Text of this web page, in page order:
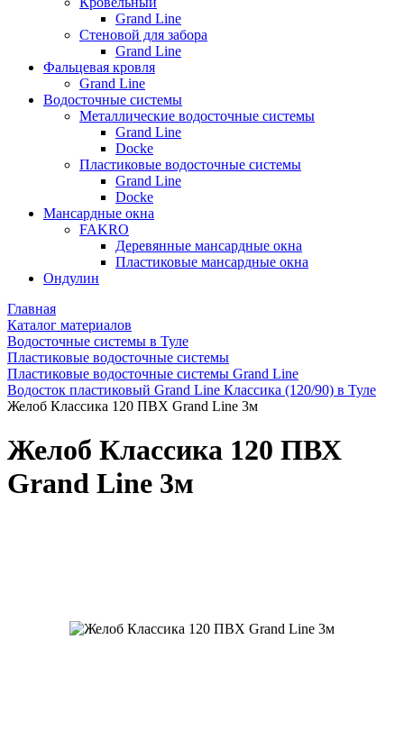
Grand Line
Стеновой для забора
Grand Line
Фальцевая кровля
Grand Line
Водосточные системы
Металлические водосточные системы
Grand Line
Docke
Пластиковые водосточные системы
Grand Line
Docke
Мансардные окна
FAKRO
Деревянные мансардные окна
Пластиковые мансардные окна
Ондулин
Главная
Каталог материалов
Водосточные системы в Туле
Пластиковые водосточные системы
Пластиковые водосточные системы Grand Line
Водосток пластиковый Grand Line Классика (120/90) в Туле
Желоб Классика 120 ПВХ Grand Line 3м
Желоб Классика 120 ПВХ
Grand Line 3м